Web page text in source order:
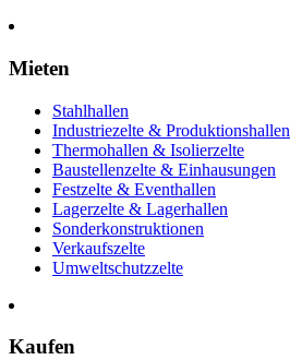
Mieten
Stahlhallen
Industriezelte & Produktionshallen
Thermohallen & Isolierzelte
Baustellenzelte & Einhausungen
Festzelte & Eventhallen
Lagerzelte & Lagerhallen
Sonderkonstruktionen
Verkaufszelte
Umweltschutzzelte
Kaufen